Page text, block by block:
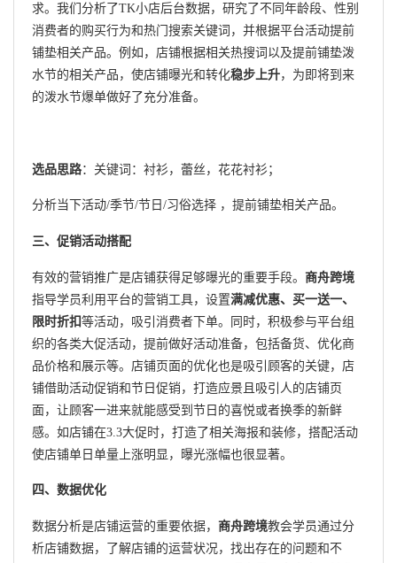
求。我们分析了TK小店后台数据，研究了不同年龄段、性别
消费者的购买行为和热门搜索关键词，并根据平台活动提前
铺垫相关产品。例如，店铺根据相关热搜词以及提前铺垫泼
水节的相关产品，使店铺曝光和转化稳步上升，为即将到来
的泼水节爆单做好了充分准备。
选品思路：关键词：衬衫，蕾丝，花花衬衫；
分析当下活动/季节/节日/习俗选择 ，提前铺垫相关产品。
三、促销活动搭配
有效的营销推广是店铺获得足够曝光的重要手段。 商舟跨境
指导学员利用平台的营销工具，设置满减优惠、买一送一、
限时折扣等活动，吸引消费者下单。同时，积极参与平台组
织的各类大促活动，提前做好活动准备，包括备货、优化商
品价格和展示等。店铺页面的优化也是吸引顾客的关键，店
铺借助活动促销和节日促销，打造应景且吸引人的店铺页
面，让顾客一进来就能感受到节日的喜悦或者换季的新鲜
感。如店铺在3.3大促时，打造了相关海报和装修，搭配活动
使店铺单日单量上涨明显，曝光涨幅也很显著。
四、数据优化
数据分析是店铺运营的重要依据， 商舟跨境教会学员通过分
析店铺数据，了解店铺的运营状况，找出存在的问题和不